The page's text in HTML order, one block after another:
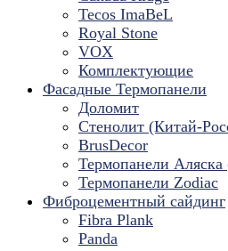
Tecos ImaBeL
Royal Stone
VOX
Комплектующие
Фасадные Термопанели
Доломит
Стенолит (Китай-
BrusDecor
Термопанели Аляска
Термопанели Zodiac
Фиброцементный сайдинг
Fibra Plank
Panda